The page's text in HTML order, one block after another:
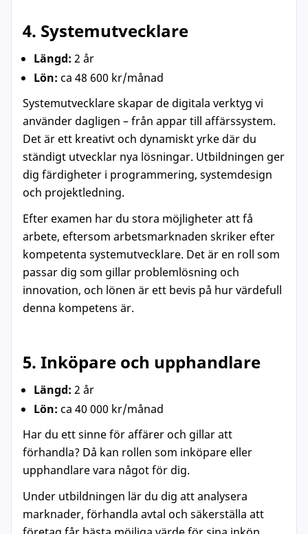
4. Systemutvecklare
Längd: 2 år
Lön: ca 48 600 kr/månad
Systemutvecklare skapar de digitala verktyg vi
använder dagligen – från appar till affärssystem.
Det är ett kreativt och dynamiskt yrke där du
ständigt utvecklar nya lösningar. Utbildningen ger
dig färdigheter i programmering, systemdesign
och projektledning.
Efter examen har du stora möjligheter att få
arbete, eftersom arbetsmarknaden skriker efter
kompetenta systemutvecklare. Det är en roll som
passar dig som gillar problemlösning och
innovation, och lönen är ett bevis på hur värdefull
denna kompetens är.
5. Inköpare och upphandlare
Längd: 2 år
Lön: ca 40 000 kr/månad
Har du ett sinne för affärer och gillar att
förhandla? Då kan rollen som inköpare eller
upphandlare vara något för dig.
Under utbildningen lär du dig att analysera
marknader, förhandla avtal och säkerställa att